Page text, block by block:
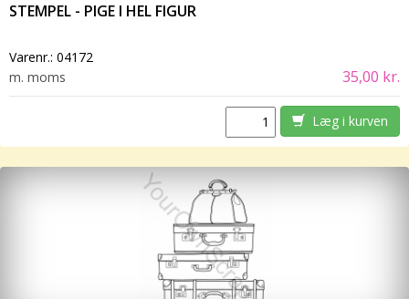
STEMPEL - PIGE I HEL FIGUR
Varenr.: 04172
m. moms
35,00 kr.
Læg i kurven